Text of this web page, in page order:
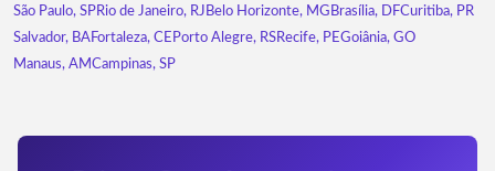
São Paulo, SPRio de Janeiro, RJ Belo Horizonte, MG Brasília, DFCuritiba, PR
Salvador, BAFortaleza, CE Porto Alegre, RSRecife, PEGoiânia, GO
Manaus, AMCampinas, SP